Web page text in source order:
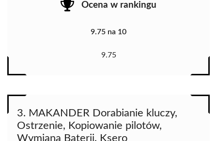
Ocena w rankingu
9.75 na 10
9.75
3. MAKANDER Dorabianie kluczy,
Ostrzenie, Kopiowanie pilotów,
Wymiana Baterii, Ksero